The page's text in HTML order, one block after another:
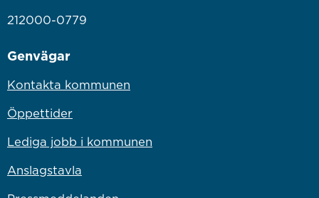
212000-0779
Genvägar
Kontakta kommunen
Öppettider
Lediga jobb i kommunen
Anslagstavla